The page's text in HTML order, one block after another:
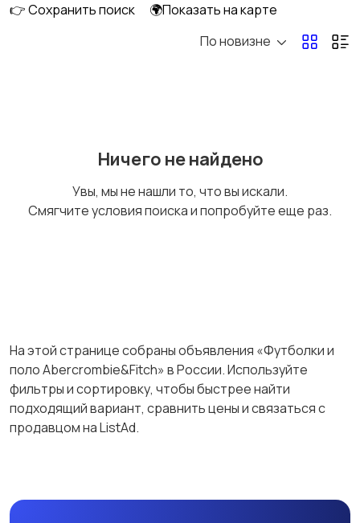
Пиджаки и костюмы
Другое
👉 Сохранить поиск
🌍Показать на карте
По новизне
Ничего не найдено
Увы, мы не нашли то, что вы искали.
Смягчите условия поиска и попробуйте еще раз.
На этой странице собраны объявления «Футболки и
поло Abercrombie&Fitch» в России. Используйте
фильтры и сортировку, чтобы быстрее найти
подходящий вариант, сравнить цены и связаться с
продавцом на ListAd.